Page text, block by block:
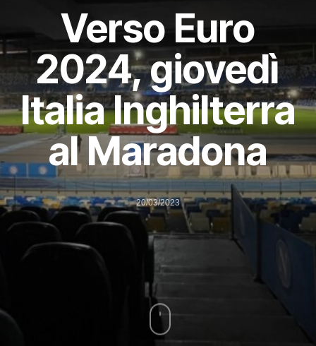
Verso Euro
2024, giovedì
Italia Inghilterra
al Maradona
20/03/2023